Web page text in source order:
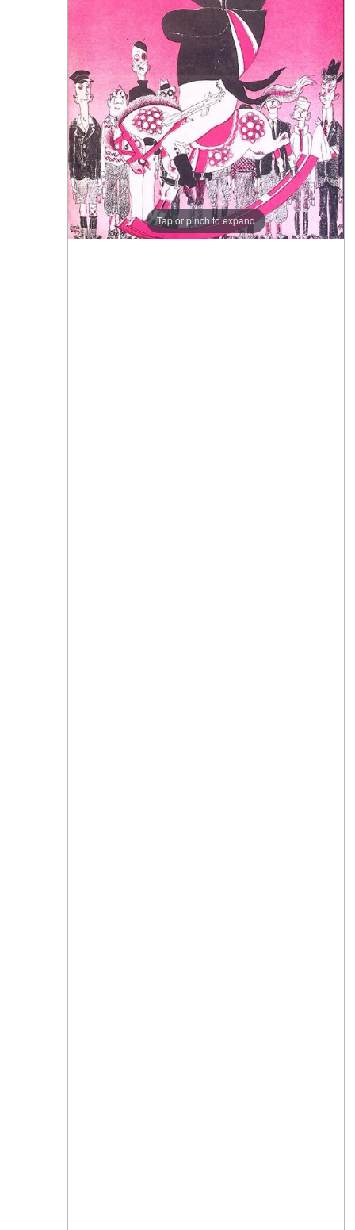
Tap or pinch to expand